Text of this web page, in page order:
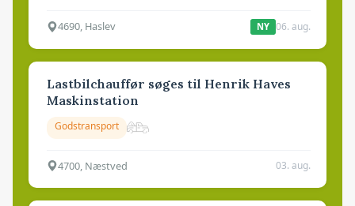
4690, Haslev NY 06. aug.
Lastbilchauffør søges til Henrik Haves
Maskinstation
Godstransport
4700, Næstved 03. aug.